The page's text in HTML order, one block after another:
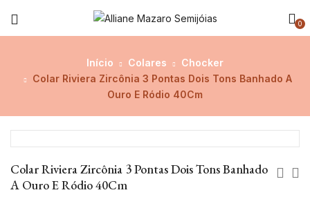
0
Início Colares
Chocker
Colar Riviera Zircônia 3 Pontas Dois Tons Banhado A
Ouro E Ródio 40Cm
Colar Riviera Zircônia 3 Pontas Dois Tons Banhado
A Ouro E Ródio 40Cm